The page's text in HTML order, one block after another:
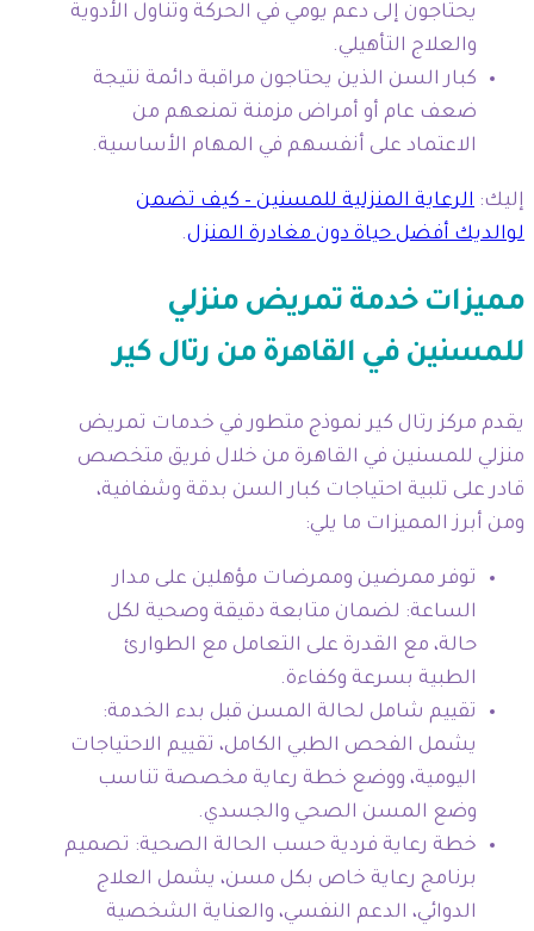
يحتاجون إلى دعم يومي في الحركة وتناول الأدوية
والعلاج التأهيلي.
كبار السن الذين يحتاجون مراقبة دائمة نتيجة
ضعف عام أو أمراض مزمنة تمنعهم من
الاعتماد على أنفسهم في المهام الأساسية.
إليك: الرعاية المنزلية للمسنين – كيف تضمن
لوالديك أفضل حياة دون مغادرة المنزل.
مميزات خدمة تمريض منزلي
للمسنين في القاهرة من رتال كير
يقدم مركز رتال كير نموذج متطور في خدمات تمريض
منزلي للمسنين في القاهرة من خلال فريق متخصص
قادر على تلبية احتياجات كبار السن بدقة وشفافية،
ومن أبرز المميزات ما يلي:
توفر ممرضين وممرضات مؤهلين على مدار
الساعة: لضمان متابعة دقيقة وصحية لكل
حالة، مع القدرة على التعامل مع الطوارئ
الطبية بسرعة وكفاءة.
تقييم شامل لحالة المسن قبل بدء الخدمة:
يشمل الفحص الطبي الكامل، تقييم الاحتياجات
اليومية، ووضع خطة رعاية مخصصة تناسب
وضع المسن الصحي والجسدي.
خطة رعاية فردية حسب الحالة الصحية: تصميم
برنامج رعاية خاص بكل مسن، يشمل العلاج
الدوائي، الدعم النفسي، والعناية الشخصية